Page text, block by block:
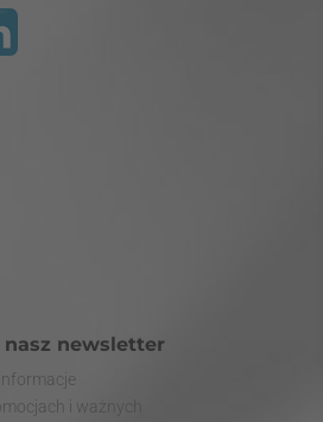
nasz newsletter
i ważnych